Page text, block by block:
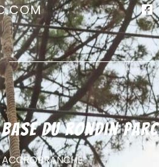
Base du Rondin parc
ACCROBRANCHE